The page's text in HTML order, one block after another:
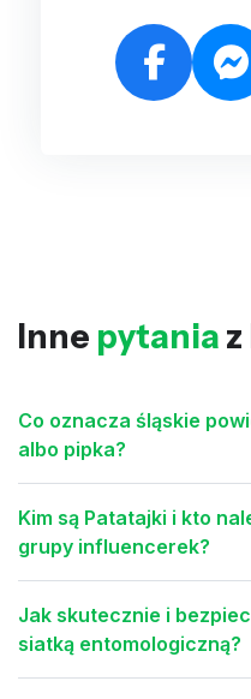
Inne pytania
Co oznacza śląskie
albo pipka?
Kim są Patatajki i kto
grupy influencerek?
Jak skutecznie i
siatką entomologiczną?